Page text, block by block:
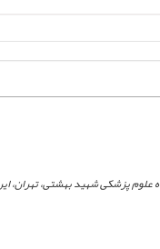
علوم پزشکی شهید بهشتی، تهران،